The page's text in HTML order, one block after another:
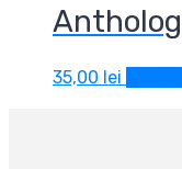
35,00 lei